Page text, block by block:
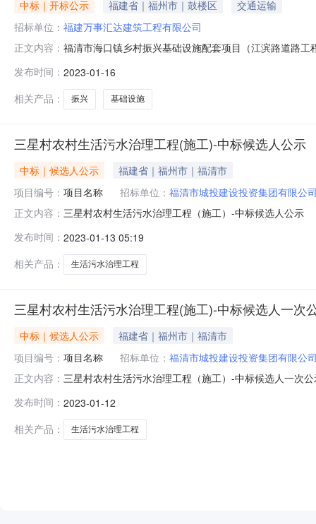
中标｜开标公示 福建省｜福州市｜鼓楼区
交通运输
招标单位： 福建万事汇达建筑工程有限公司
正文内容： 福清市海口镇乡村振兴基础设施配套项目（江滨路道路
名称组织机构代码社会统一信用代码项目负责人姓名及
分本招标项目中的信用排序1095
发布时间： 2023-01-16
相关产品：
振兴 基础设施
三星村农村生活污水治理工程(施工)-中标候选人公示
中标｜候选人公示
福建省｜福州市｜福清市
项目编号： 项目名称 招标单位： 福清市城投建设投资集团有限公
正文内容： 三星村农村生活污水治理工程（施工）-中标候选人公示
发布时间： 2023-01-13 05:19
相关产品：
生活污水治理工程
三星村农村生活污水治理工程(施工)-中标候选人一次
中标｜候选人公示
福建省｜福州市｜福清市
项目编号： 项目名称 招标单位： 福清市城投建设投资集团有限公
正文内容： 三星村农村生活污水治理工程（施工）-中标候选人一次
发布时间： 2023-01-12
相关产品：
生活污水治理工程